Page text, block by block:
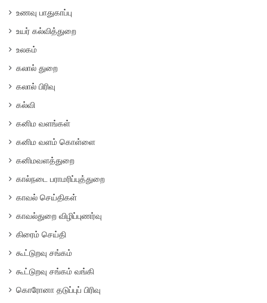
உணவு பாதுகாப்பு
உயர் கல்வித்துறை
உலகம்
கலால் துறை
கலால் பிரிவு
கல்வி
கனிம வளங்கள்
கனிம வளம் கொள்ளை
கனிமவளத்துறை
கால்நடை பராமரிப்புத்துறை
காவல் செய்திகள்
காவல்துறை விழிப்புணர்வு
கிரைம் செய்தி
கூட்டுறவு சங்கம்
கூட்டுறவு சங்கம் வங்கி
கொரோனா தடுப்புப் பிரிவு